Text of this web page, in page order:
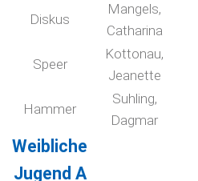
Diskus
Mangels,
Catharina
Speer
Kottonau,
Jeanette
Hammer
Suhling,
Dagmar
Weibliche
Jugend A